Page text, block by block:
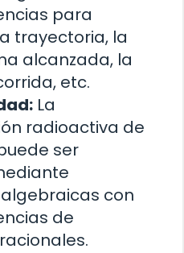
para
trayectoria, la
alcanzada, la
etc.
La
radioactiva de
ser
con
de